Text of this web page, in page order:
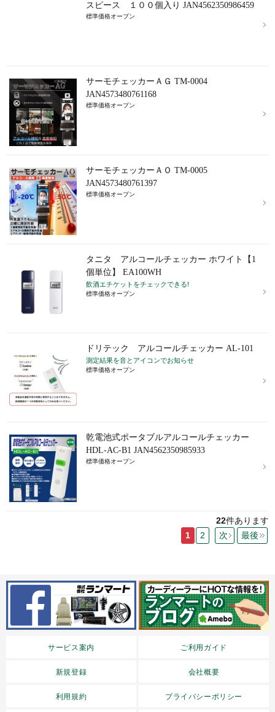
スピース １００個入り JAN4562350986459
標準価格オープン
サーモチェッカーＡＧ TM-0004
JAN4573480761168
標準価格オープン
サーモチェッカーＡＯ TM-0005
JAN4573480761397
標準価格オープン
タニタ アルコールチェッカー ホワイト【1
個単位】 EA100WH
飲酒エチケットをチェックできる!
標準価格オープン
ドリテック アルコールチェッカー AL-101
測定結果を音とアイコンでお知らせ
標準価格オープン
乾電池式ポータブルアルコールチェッカー
HDL-AC-B1 JAN4562350985933
標準価格オープン
22件あります
1
2 次 最後
サービス案内 ご利用ガイド
新規登録 会社概要
利用規約 プライバシーポリシー